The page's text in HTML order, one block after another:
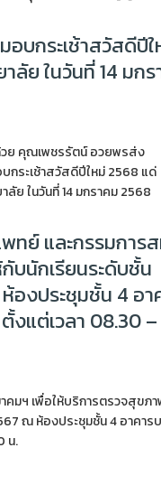
บกระเช้าสวัสดีปี
ย ในวันที่ 14 มกร
ย คุณเพชรรัตน์ อวยพรส่ง
กระเช้าสวัสดีปีใหม่ 2568 แด่
ย ในวันที่ 14 มกราคม 2568
ทย์ และกรรมการ
บนักเรียนระดับชั้น
องประชุมชั้น 4 อา
งแต่เวลา 08.30 –
คมฯ เพื่อให้บริการตรวจสุขภ
ณ ห้องประชุมชั้น 4 อาคาร
น.